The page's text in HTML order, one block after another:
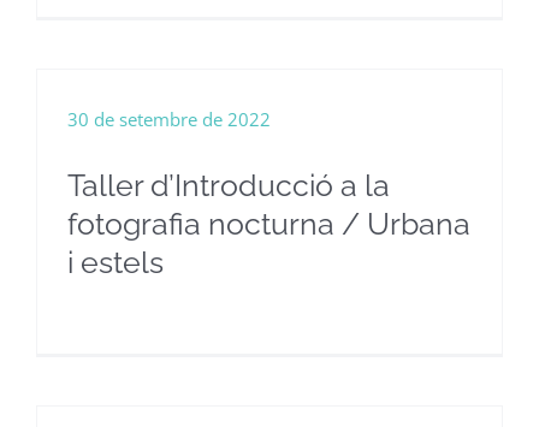
Taller d’Introducció a la
fotografia nocturna / Urbana
i estels
30 de setembre de 2022